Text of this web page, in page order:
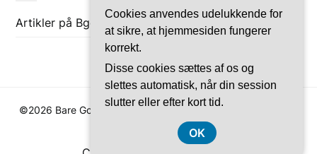
Artikler på Bgob Bolig-Guides
©2026 Bare Go Bolig| WordPress Theme by
Cookies anvendes udelukkende for
at sikre, at hjemmesiden fungerer
korrekt.
Disse cookies sættes af os og
slettes automatisk, når din session
slutter eller efter kort tid.
OK